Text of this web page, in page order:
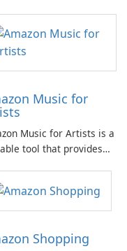
to keeping track of
and timers, this
has it all.
Music for
Music for Artists is a
tool that provides
need to thrive in the
industry. With this app,
can unlock exciting
on their own terms.
Shopping